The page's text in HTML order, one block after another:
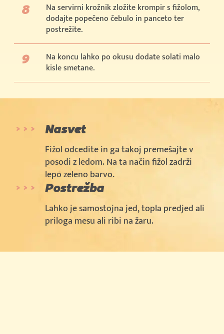
Na servirni krožnik zložite krompir s fižolom,
dodajte popečeno čebulo in panceto ter
postrežite.
Na koncu lahko po okusu dodate solati malo
kisle smetane.
Nasvet
Fižol odcedite in ga takoj premešajte v
posodi z ledom. Na ta način fižol zadrži
lepo zeleno barvo.
Postrežba
Lahko je samostojna jed, topla predjed ali
priloga mesu ali ribi na žaru.